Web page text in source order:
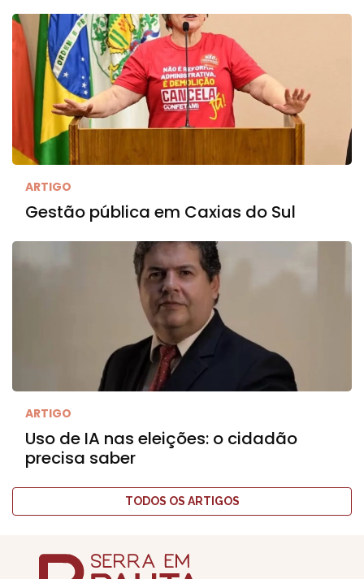
ARTIGO
Gestão pública em Caxias do Sul
ARTIGO
Uso de IA nas eleições: o cidadão
precisa saber
TODOS OS ARTIGOS